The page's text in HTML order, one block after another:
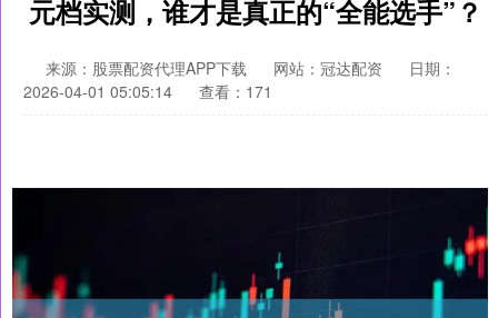
元档实测，谁才是真正的“全能选手”？
来源：股票配资代理APP下载 网站：冠达配资
日期：
2026-04-01 05:05:14
查看：171